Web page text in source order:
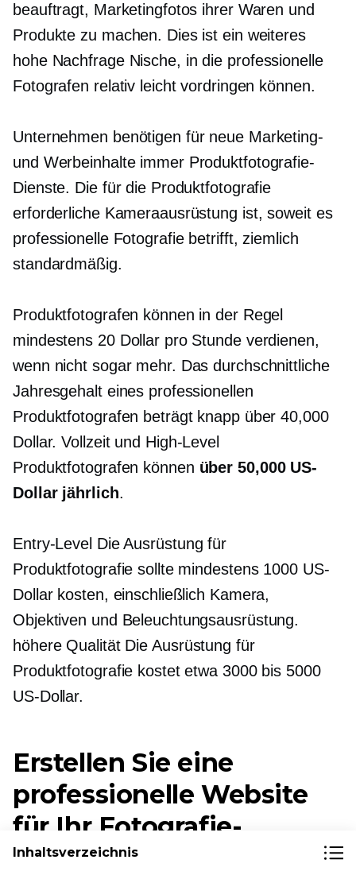
beauftragt, Marketingfotos ihrer Waren und
Produkte zu machen. Dies ist ein weiteres
hohe NachfrageNische, in die professionelle
Fotografen relativ leicht vordringen können.
Unternehmen benötigen für neue Marketing-
und Werbeinhalte immer Produktfotografie-
Dienste. Die für die Produktfotografie
erforderliche Kameraausrüstung ist, soweit es
professionelle Fotografie betrifft, ziemlich
standardmäßig.
Produktfotografen können in der Regel
mindestens 20 Dollar pro Stunde verdienen,
wenn nicht sogar mehr. Das durchschnittliche
Jahresgehalt eines professionellen
Produktfotografen beträgt knapp über 40,000
Dollar.Vollzeitund High-Level
Produktfotografen können über 50,000 US-
Dollar jährlich.
Entry-Level Die Ausrüstung für
Produktfotografie sollte mindestens 1000 US-
Dollar kosten, einschließlich Kamera,
Objektiven und Beleuchtungsausrüstung.
höhere QualitätDie Ausrüstung für
Produktfotografie kostet etwa 3000 bis 5000
US-Dollar.
Erstellen Sie eine
professionelle Website
für Ihr Fotografie-
Geschäft
Inhaltsverzeichnis